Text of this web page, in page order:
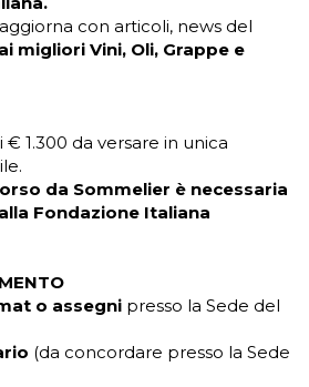
con articoli, news del
migliori Vini, Oli, Grappe e
1.300 da versare in unica
da Sommelier è necessaria
Fondazione Italiana
o assegni presso la Sede del
(da concordare presso la Sede